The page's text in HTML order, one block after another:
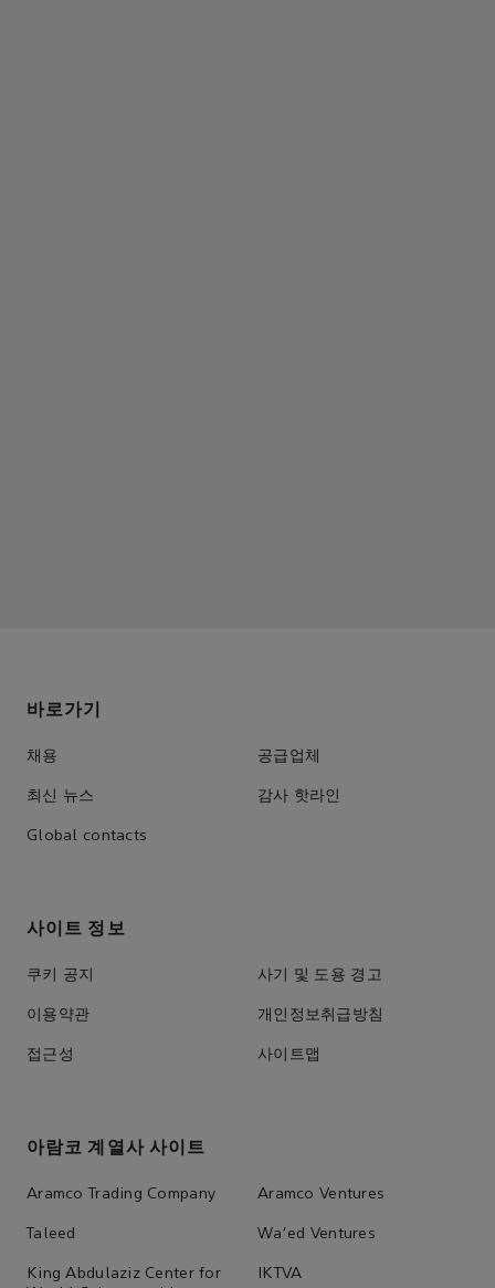
바로가기
채용 공급업체
최신 뉴스 감사 핫라인
Global contacts
사이트 정보
쿠키 공지 사기 및 도용 경고
이용약관 개인정보취급방침
접근성 사이트맵
아람코 계열사 사이트
Aramco Trading Company Aramco Ventures
Taleed Wa'ed Ventures
King Abdulaziz Center for
IKTVA